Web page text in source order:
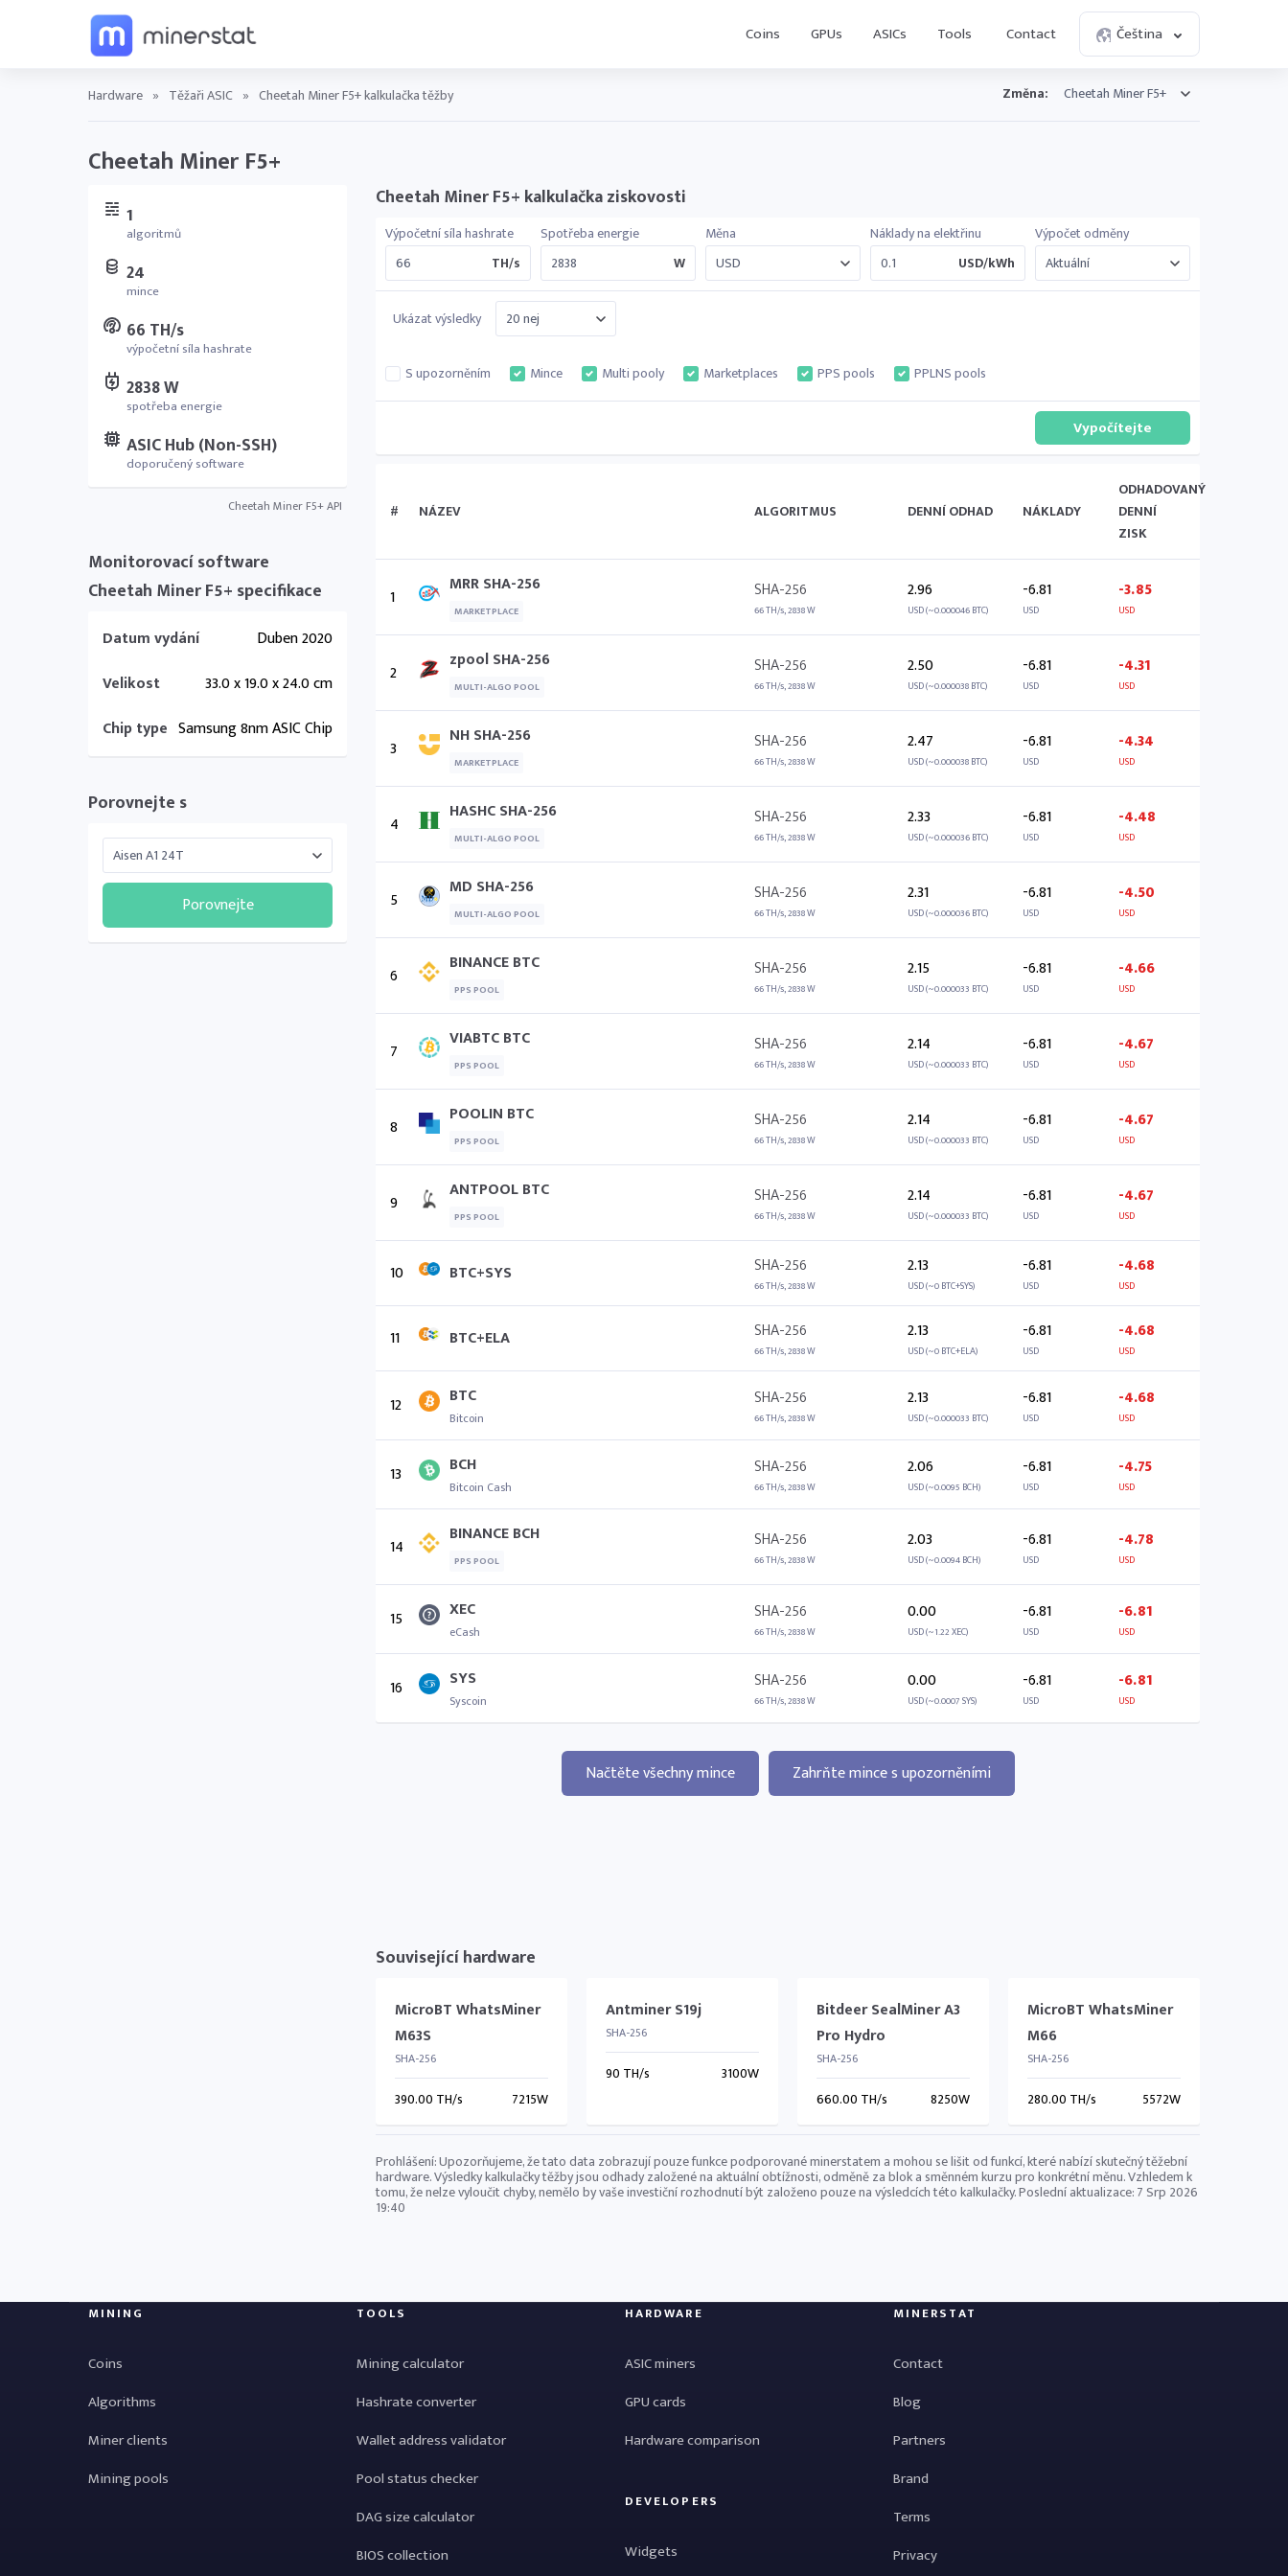
Coins GPUs ASICs Tools Contact Čeština
Hardware » Těžaři ASIC » Cheetah Miner F5+ kalkulačka těžby Změna:
Cheetah Miner F5+
1
algoritmů
24
mince
66 TH/s
výpočetní síla hashrate
2838 W
spotřeba energie
ASIC Hub (Non-SSH)
doporučený software
Cheetah Miner F5+ API
Monitorovací software
Cheetah Miner F5+ specifikace
Datum vydání
Duben 2020
Velikost
33.0 x 19.0 x 24.0 cm
Chip type Samsung 8nm ASIC Chip
Porovnejte s
Porovnejte
Cheetah Miner F5+ kalkulačka ziskovosti
Výpočetní síla hashrate
TH/s
Spotřeba energie
W
Měna
Náklady na elektřinu
USD/kWh
Výpočet odměny
Ukázat výsledky
S upozorněním Mince Multi pooly Marketplaces PPS pools PPLNS pools
# NÁZEV ALGORITMUS DENNÍ ODHAD NÁKLADY
ODHADOVANÝ
DENNÍ
ZISK
1 MRR SHA-256
MARKETPLACE
SHA-256
66 TH/s, 2838 W
2.96
USD (~0.000046 BTC)
-6.81
USD
-3.85
USD
2 zpool SHA-256
MULTI-ALGO POOL
SHA-256
66 TH/s, 2838 W
2.50
USD (~0.000038 BTC)
-6.81
USD
-4.31
USD
3 NH SHA-256
MARKETPLACE
SHA-256
66 TH/s, 2838 W
2.47
USD (~0.000038 BTC)
-6.81
USD
-4.34
USD
4 HASHC SHA-256
MULTI-ALGO POOL
SHA-256
66 TH/s, 2838 W
2.33
USD (~0.000036 BTC)
-6.81
USD
-4.48
USD
5 MD SHA-256
MULTI-ALGO POOL
SHA-256
66 TH/s, 2838 W
2.31
USD (~0.000036 BTC)
-6.81
USD
-4.50
USD
6 BINANCE BTC
PPS POOL
SHA-256
66 TH/s, 2838 W
2.15
USD (~0.000033 BTC)
-6.81
USD
-4.66
USD
7 VIABTC BTC
PPS POOL
SHA-256
66 TH/s, 2838 W
2.14
USD (~0.000033 BTC)
-6.81
USD
-4.67
USD
8 POOLIN BTC
PPS POOL
SHA-256
66 TH/s, 2838 W
2.14
USD (~0.000033 BTC)
-6.81
USD
-4.67
USD
9 ANTPOOL BTC
PPS POOL
SHA-256
66 TH/s, 2838 W
2.14
USD (~0.000033 BTC)
-6.81
USD
-4.67
USD
10 BTC+SYS SHA-256
66 TH/s, 2838 W
2.13
USD (~0 BTC+SYS)
-6.81
USD
-4.68
USD
11 BTC+ELA SHA-256
66 TH/s, 2838 W
2.13
USD (~0 BTC+ELA)
-6.81
USD
-4.68
USD
12 BTC
Bitcoin
SHA-256
66 TH/s, 2838 W
2.13
USD (~0.000033 BTC)
-6.81
USD
-4.68
USD
13 BCH
Bitcoin Cash
SHA-256
66 TH/s, 2838 W
2.06
USD (~0.0095 BCH)
-6.81
USD
-4.75
USD
14 BINANCE BCH
PPS POOL
SHA-256
66 TH/s, 2838 W
2.03
USD (~0.0094 BCH)
-6.81
USD
-4.78
USD
15 XEC
eCash
SHA-256
66 TH/s, 2838 W
0.00
USD (~1.22 XEC)
-6.81
USD
-6.81
USD
16 SYS
Syscoin
SHA-256
66 TH/s, 2838 W
0.00
USD (~0.0007 SYS)
-6.81
USD
-6.81
USD
Načtěte všechny mince Zahrňte mince s upozorněními
Související hardware
MicroBT WhatsMiner
M63S
SHA-256
390.00 TH/s 7215W
Antminer S19j
SHA-256
90 TH/s 3100W
Bitdeer SealMiner A3
Pro Hydro
SHA-256
660.00 TH/s 8250W
MicroBT WhatsMiner
M66
SHA-256
280.00 TH/s 5572W
Prohlášení: Upozorňujeme, že tato data zobrazují pouze funkce podporované minerstatem a mohou se lišit od funkcí, které nabízí skutečný těžební
hardware. Výsledky kalkulačky těžby jsou odhady založené na aktuální obtížnosti, odměně za blok a směnném kurzu pro konkrétní měnu. Vzhledem k
tomu, že nelze vyloučit chyby, nemělo by vaše investiční rozhodnutí být založeno pouze na výsledcích této kalkulačky. Poslední aktualizace:7 Srp 2026
19:40
MINING
Coins
Algorithms
Miner clients
Mining pools
TOOLS
Mining calculator
Hashrate converter
Wallet address validator
Pool status checker
DAG size calculator
BIOS collection
HARDWARE
ASIC miners
GPU cards
Hardware comparison
DEVELOPERS
Widgets
MINERSTAT
Contact
Blog
Partners
Brand
Terms
Privacy